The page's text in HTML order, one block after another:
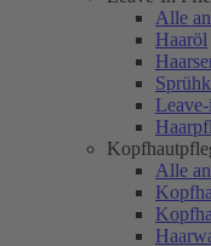
Alle
Haaröl
Alle